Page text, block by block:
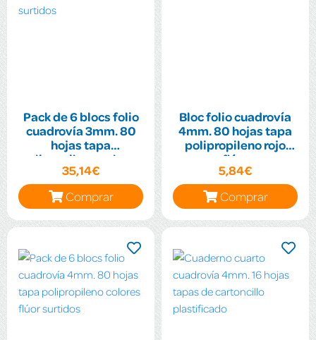
Pack de 6 blocs folio
cuadrovía 3mm. 80
hojas tapa
polipropileno colores
surtidos
35,14€
Comprar
Bloc folio cuadrovía
4mm. 80 hojas tapa
polipropileno rojo
flúor
5,84€
Comprar